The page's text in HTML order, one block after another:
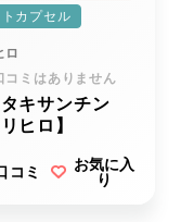
カプセル
ロ
コミはありません
タキサンチン
リヒロ】
コミ
お気に入
り